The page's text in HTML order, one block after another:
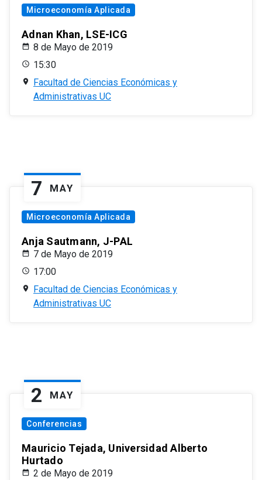
Microeconomía Aplicada
Adnan Khan, LSE-ICG
8 de Mayo de 2019
15:30
Facultad de Ciencias Económicas y
Administrativas UC
7 MAY
Microeconomía Aplicada
Anja Sautmann, J-PAL
7 de Mayo de 2019
17:00
Facultad de Ciencias Económicas y
Administrativas UC
2 MAY
Conferencias
Mauricio Tejada, Universidad Alberto
Hurtado
2 de Mayo de 2019